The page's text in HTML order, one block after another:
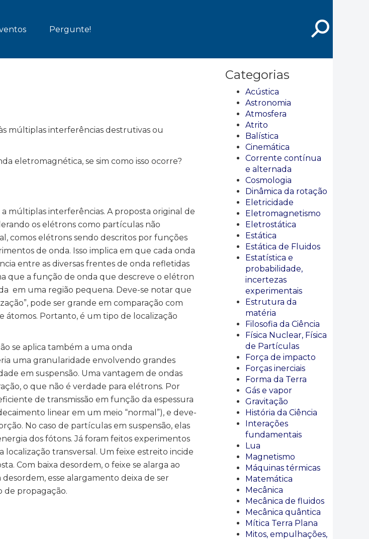
⚲
Pergunte!
múltiplas interferências destrutivas ou
eletromagnética, se sim como isso ocorre?
múltiplas interferências. A proposta original de
os elétrons como partículas não
comos elétrons sendo descritos por funções
de onda. Isso implica em que cada onda
entre as diversas frentes de onda refletidas
que a função de onda que descreve o elétron
em uma região pequena. Deve-se notar que
pode ser grande em comparação com
átomos. Portanto, é um tipo de localização
se aplica também a uma onda
uma granularidade envolvendo grandes
em suspensão. Uma vantagem de ondas
o que não é verdade para elétrons. Por
de transmissão em função da espessura
linear em um meio “normal”), e deve-
No caso de partículas em suspensão, elas
dos fótons. Já foram feitos experimentos
localização transversal. Um feixe estreito incide
Com baixa desordem, o feixe se alarga ao
esse alargamento deixa de ser
de propagação.
Categorias
Acústica
Astronomia
Atmosfera
Atrito
Balística
Cinemática
Corrente contínua
e alternada
Cosmologia
Dinâmica da rotação
Eletricidade
Eletromagnetismo
Eletrostática
Estática
Estática de Fluidos
Estatística e
probabilidade,
incertezas
experimentais
Estrutura da
matéria
Filosofia da Ciência
Física Nuclear, Física
de Partículas
Força de impacto
Forças inerciais
Forma da Terra
Gás e vapor
Gravitação
História da Ciência
Interações
fundamentais
Lua
Magnetismo
Máquinas térmicas
Matemática
Mecânica
Mecânica de fluidos
Mecânica quântica
Mítica Terra Plana
Mitos, empulhações,